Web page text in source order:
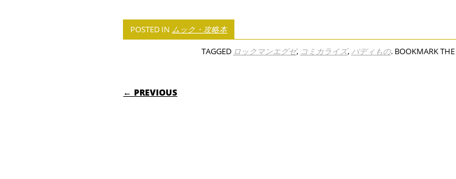
POSTED IN ムック・攻略本
TAGGED ロックマンエグゼ, コミカライズ,バディもの. BOOKMARK THE
POST NAVIGATION
← PREVIOUS